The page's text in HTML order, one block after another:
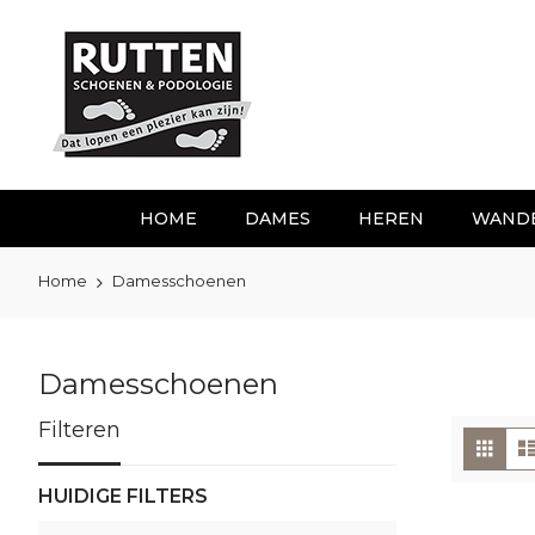
inhoud
HOME DAMES HEREN
Home Damesschoenen
Damesschoenen
als
Foto-
tabel
Filteren
HUIDIGE FILTERS